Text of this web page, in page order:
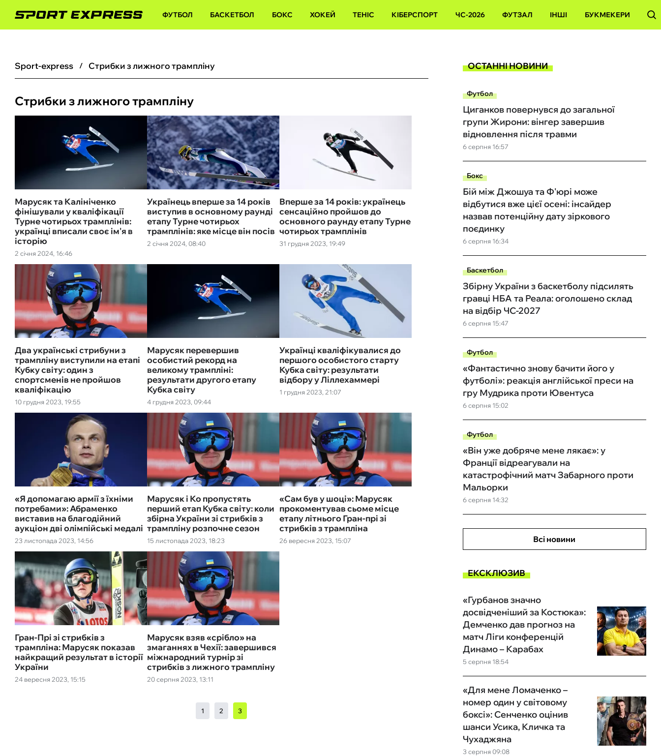
ФУТБОЛ БАСКЕТБОЛ БОКС ХОКЕЙ ТЕНІС КІБЕРСПОРТ ЧС-2026 ФУТЗАЛ ІНШІ БУКМЕКЕРИ
sport-express Стрибки з лижного трампліну
Стрибки з лижного трампліну
2 січня 2024, 16:46
Марусяк та Калініченко
фінішували у кваліфікації
Турне чотирьох трамплінів:
українці вписали своє ім'я в
історію
2 січня 2024, 08:40
Українець вперше за 14 років
виступив в основному раунді
етапу Турне чотирьох
трамплінів: яке місце він посів
31 грудня 2023, 19:49
Вперше за 14 років: українець
сенсаційно пройшов до
основного раунду етапу Турне
чотирьох трамплінів
10 грудня 2023, 19:55
Два українські стрибуни з
трампліну виступили на етапі
Кубку світу: один з
спортсменів не пройшов
кваліфікацію
4 грудня 2023, 09:44
Марусяк перевершив
особистий рекорд на
великому трампліні:
результати другого етапу
Кубка світу
1 грудня 2023, 21:07
Українці кваліфікувалися до
першого особистого старту
Кубка світу: результати
відбору у Ліллехаммері
23 листопада 2023, 14:56
«Я допомагаю армії з їхніми
потребами»: Абраменко
виставив на благодійний
аукціон дві олімпійські медалі
15 листопада 2023, 18:23
Марусяк і Ко пропустять
перший етап Кубка світу: коли
збірна України зі стрибків з
трампліну розпочне сезон
26 вересня 2023, 15:07
«Сам був у шоці»: Марусяк
прокоментував сьоме місце
етапу літнього Гран-прі зі
стрибків з трампліна
24 вересня 2023, 15:15
Гран-Прі зі стрибків з
трампліна: Марусяк показав
найкращий результат в історії
України
20 серпня 2023, 13:11
Марусяк взяв «срібло» на
змаганнях в Чехії: завершився
міжнародний турнір зі
стрибків з лижного трампліну
1 2 3
ОСТАННІ НОВИНИ
Футбол
6 серпня 16:57
Циганков повернувся до загальної
групи Жирони: вінгер завершив
відновлення після травми
Бокс
6 серпня 16:34
Бій між Джошуа та Ф'юрі може
відбутися вже цієї осені: інсайдер
назвав потенційну дату зіркового
поєдинку
Баскетбол
6 серпня 15:47
Збірну України з баскетболу підсилять
гравці НБА та Реала: оголошено склад
на відбір ЧС-2027
Футбол
6 серпня 15:02
«Фантастично знову бачити його у
футболі»: реакція англійської преси на
гру Мудрика проти Ювентуса
Футбол
6 серпня 14:32
«Він уже добряче мене лякає»: у
Франції відреагували на
катастрофічний матч Забарного проти
Мальорки
Всі новини
ЕКСКЛЮЗИВ
5 серпня 18:54
«Гурбанов значно
досвідченіший за Костюка»:
Демченко дав прогноз на
матч Ліги конференцій
Динамо – Карабах
3 серпня 09:08
«Для мене Ломаченко –
номер один у світовому
боксі»: Сенченко оцінив
шанси Усика, Кличка та
Чухаджяна